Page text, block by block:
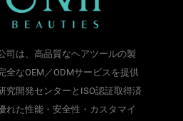
司は、高品質なヘアツールの製
全なOEM／ODMサービスを提供
究開発センターとISO認証取得済
れた性能・安全性・カスタマイ